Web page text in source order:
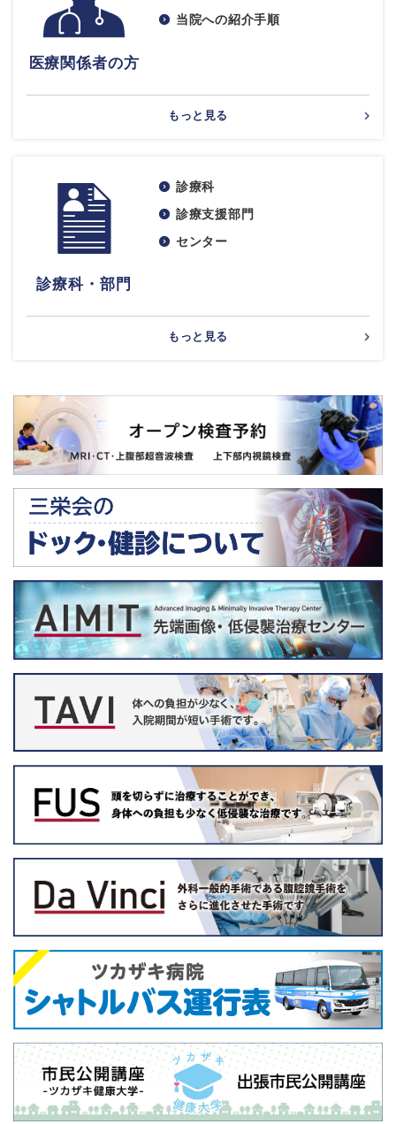
医療関係者の方
当院への紹介手順
もっと見る
診療科・部門
診療科
診療支援部門
センター
もっと見る